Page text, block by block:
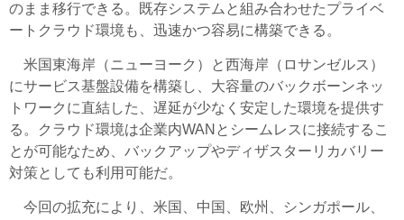
のまま移行できる。既存システムと組み合わせたプライベ
ートクラウド環境も、迅速かつ容易に構築できる。
米国東海岸（ニューヨーク）と西海岸（ロサンゼルス）
にサービス基盤設備を構築し、大容量のバックボーンネッ
トワークに直結した、遅延が少なく安定した環境を提供す
る。クラウド環境は企業内WANとシームレスに接続するこ
とが可能なため、バックアップやディザスターリカバリー
対策としても利用可能だ。
今回の拡充により、米国、中国、欧州、シンガポール、